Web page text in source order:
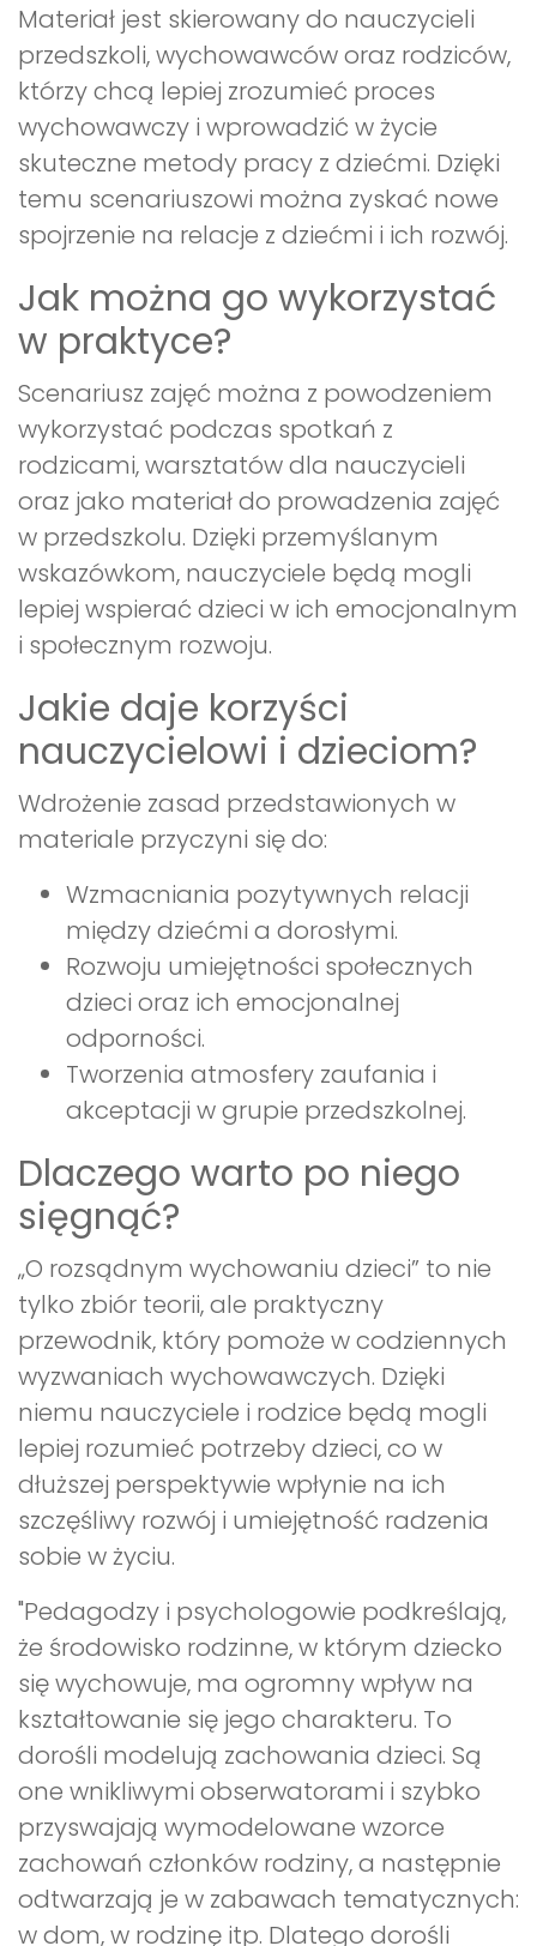
Materiał jest skierowany do nauczycieli
przedszkoli, wychowawców oraz rodziców,
którzy chcą lepiej zrozumieć proces
wychowawczy i wprowadzić w życie
skuteczne metody pracy z dziećmi. Dzięki
temu scenariuszowi można zyskać nowe
spojrzenie na relacje z dziećmi i ich rozwój.
Jak można go wykorzystać
w praktyce?
Scenariusz zajęć można z powodzeniem
wykorzystać podczas spotkań z
rodzicami, warsztatów dla nauczycieli
oraz jako materiał do prowadzenia zajęć
w przedszkolu. Dzięki przemyślanym
wskazówkom, nauczyciele będą mogli
lepiej wspierać dzieci w ich emocjonalnym
i społecznym rozwoju.
Jakie daje korzyści
nauczycielowi i dzieciom?
Wdrożenie zasad przedstawionych w
materiale przyczyni się do:
Wzmacniania pozytywnych relacji
między dziećmi a dorosłymi.
Rozwoju umiejętności społecznych
dzieci oraz ich emocjonalnej
odporności.
Tworzenia atmosfery zaufania i
akceptacji w grupie przedszkolnej.
Dlaczego warto po niego
sięgnąć?
„O rozsądnym wychowaniu dzieci” to nie
tylko zbiór teorii, ale praktyczny
przewodnik, który pomoże w codziennych
wyzwaniach wychowawczych. Dzięki
niemu nauczyciele i rodzice będą mogli
lepiej rozumieć potrzeby dzieci, co w
dłuższej perspektywie wpłynie na ich
szczęśliwy rozwój i umiejętność radzenia
sobie w życiu.
"Pedagodzy i psychologowie podkreślają,
że środowisko rodzinne, w którym dziecko
się wychowuje, ma ogromny wpływ na
kształtowanie się jego charakteru. To
dorośli modelują zachowania dzieci. Są
one wnikliwymi obserwatorami i szybko
przyswajają wymodelowane wzorce
zachowań członków rodziny, a następnie
odtwarzają je w zabawach tematycznych:
w dom, w rodzinę itp. Dlatego dorośli